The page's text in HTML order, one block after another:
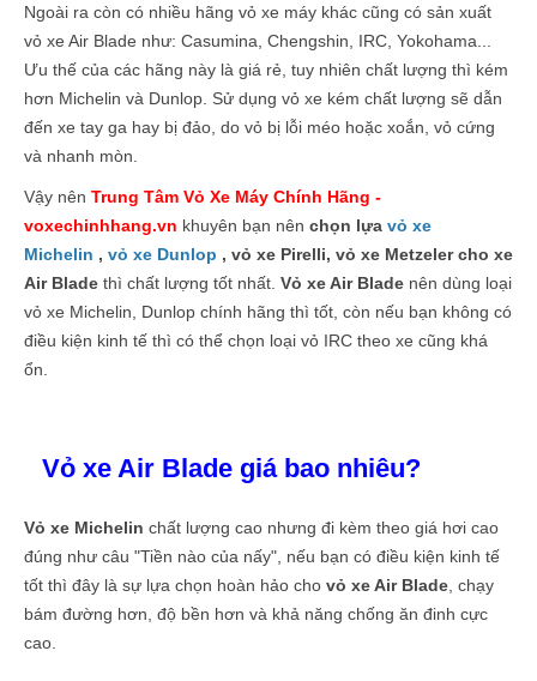
Ngoài ra còn có nhiều hãng vỏ xe máy khác cũng có sản xuất
vỏ xe Air Blade như: Casumina, Chengshin, IRC, Yokohama
Ưu thế của các hãng này là giá rẻ, tuy nhiên chất lượng thì kém
hơn Michelin và Dunlop. Sử dụng vỏ xe kém chất lượng sẽ dẫn
đến xe tay ga hay bị đảo, do vỏ bị lỗi méo hoặc xoắn, vỏ cứng
và nhanh mòn.
Vậy nên Trung Tâm Vỏ Xe Máy Chính Hãng -
voxechinhhang.vn khuyên bạn nên chọn lựa vỏ xe
Michelin , vỏ xe Dunlop , vỏ xe Pirelli, vỏ xe Metzeler cho xe
Air Blade thì chất lượng tốt nhất. Vỏ xe Air Blade nên dùng loại
vỏ xe Michelin, Dunlop chính hãng thì tốt, còn nếu bạn không có
điều kiện kinh tế thì có thể chọn loại vỏ IRC theo xe cũng khá
ổn.
Vỏ xe Air Blade giá bao nhiêu?
Vỏ xe Michelin chất lượng cao nhưng đi kèm theo giá hơi cao
đúng như câu "Tiền nào của nấy", nếu bạn có điều kiện kinh tế
tốt thì đây là sự lựa chọn hoàn hảo cho vỏ xe Air Blade , chạy
bám đường hơn, độ bền hơn và khả năng chống ăn đinh cực
cao.